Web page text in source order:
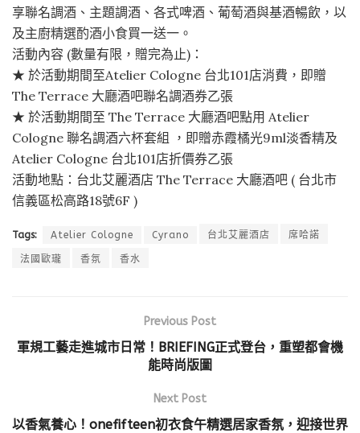
享聯名調酒、主題調酒、各式啤酒、葡萄酒與基酒暢飲，以
及主廚精選酌酒小食買一送一。
活動內容 (數量有限，贈完為止)：
★ 於活動期間至Atelier Cologne 台北101店消費，即贈
The Terrace 大廳酒吧聯名調酒券乙張
★ 於活動期間至 The Terrace 大廳酒吧點用 Atelier
Cologne 聯名調酒六杯套組 ，即贈赤霞橘光9ml淡香精及
Atelier Cologne 台北101店折價券乙張
活動地點：台北艾麗酒店 The Terrace 大廳酒吧 ( 台北市
信義區松高路18號6F )
Tags: Atelier Cologne Cyrano 台北艾麗酒店 席哈諾
法國歐瓏 香氛 香水
Previous Post
軍規工藝走進城市日常！BRIEFING正式登台，重塑都會機
能時尚版圖
Next Post
以香氣養心！onefifteen初衣食午精選居家香氛，迎接世界